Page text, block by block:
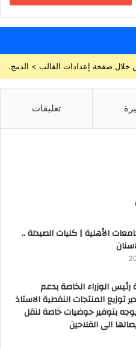
تعليقات
الأهلية | كليات الصيدلة ..
رئيس الوزراء الخاصة بدعم
توزيع المنتجات النفطية الاستاذ
بتوفير حوضيات خاصة لنقل
الى الفلاحين